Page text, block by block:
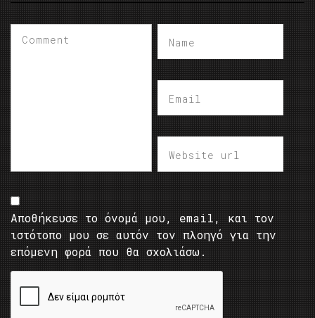
Αποθήκευσε το όνομά μου, email, και τον
ιστότοπο μου σε αυτόν τον πλοηγό για την
επόμενη φορά που θα σχολιάσω.